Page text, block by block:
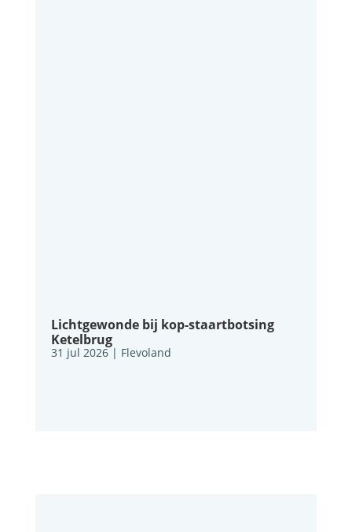
Lichtgewonde bij kop-staartbotsing
Ketelbrug
31 jul 2026| Flevoland